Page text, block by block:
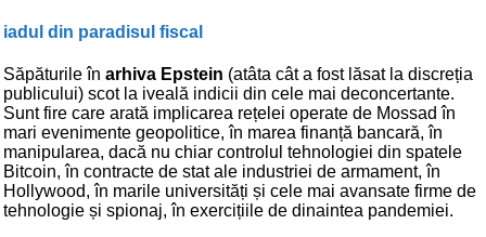
iadul din paradisul fiscal
Săpăturile în arhiva Epstein (atâta cât a fost lăsat la discreția
publicului) scot la iveală indicii din cele mai deconcertante.
Sunt fire care arată implicarea rețelei operate de Mossad în
mari evenimente geopolitice, în marea finanță bancară, în
manipularea, dacă nu chiar controlul tehnologiei din spatele
Bitcoin, în contracte de stat ale industriei de armament, în
Hollywood, în marile universități și cele mai avansate firme de
tehnologie și spionaj, în exercițiile de dinaintea pandemiei.